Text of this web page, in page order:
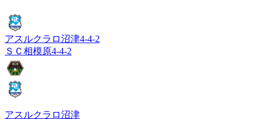
アスルクラロ沼津4-4-2
ＳＣ相模原4-4-2
アスルクラロ沼津